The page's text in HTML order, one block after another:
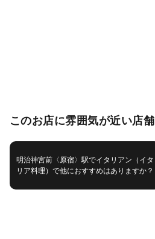
このお店に雰囲気が近い店舗
明治神宮前〈原宿〉駅でイタリアン（イタ
リア料理）で他におすすめはありますか？